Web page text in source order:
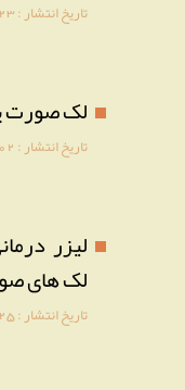
تاریخ انتشار :
لک صورت
تاریخ انتشار :
لیزر
لک های
تاریخ انتشار :